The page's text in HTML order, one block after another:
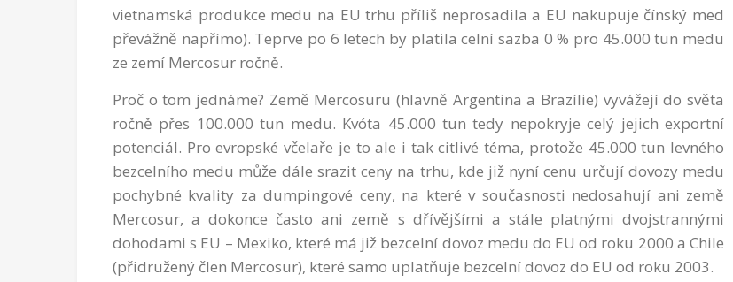
vietnamská produkce medu na EU trhu příliš neprosadila a EU nakupuje čínský med
převážně napřímo). Teprve po 6 letech by platila celní sazba 0 % pro 45.000 tun medu
ze zemí Mercosur ročně.
Proč o tom jednáme? Země Mercosuru (hlavně Argentina a Brazílie) vyvážejí do světa
ročně přes 100.000 tun medu. Kvóta 45.000 tun tedy nepokryje celý jejich exportní
potenciál. Pro evropské včelaře je to ale i tak citlivé téma, protože 45.000 tun levného
bezcelního medu může dále srazit ceny na trhu, kde již nyní cenu určují dovozy medu
pochybné kvality za dumpingové ceny, na které v současnosti nedosahují ani země
Mercosur, a dokonce často ani země s dřívějšími a stále platnými dvojstrannými
dohodami s EU – Mexiko, které má již bezcelní dovoz medu do EU od roku 2000 a Chile
(přidružený člen Mercosur), které samo uplatňuje bezcelní dovoz do EU od roku 2003.